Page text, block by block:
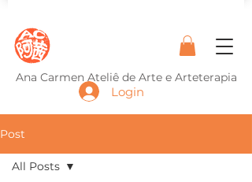
Ana Carmen Ateliê de Arte e Arteterapia
Login
Post
All Posts